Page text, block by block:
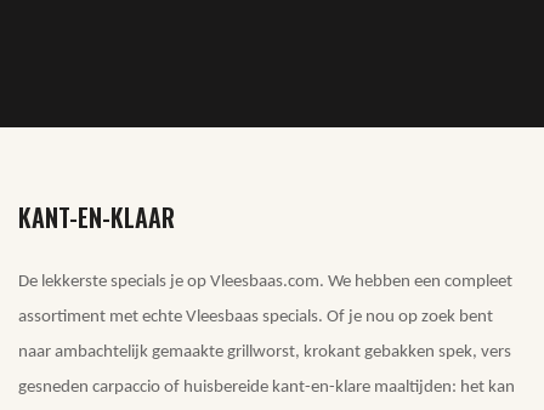
KANT-EN-KLAAR
De lekkerste specials je op Vleesbaas.com. We hebben een compleet
assortiment met echte Vleesbaas specials. Of je nou op zoek bent
naar ambachtelijk gemaakte grillworst, krokant gebakken spek, vers
gesneden carpaccio of huisbereide kant-en-klare maaltijden: het kan